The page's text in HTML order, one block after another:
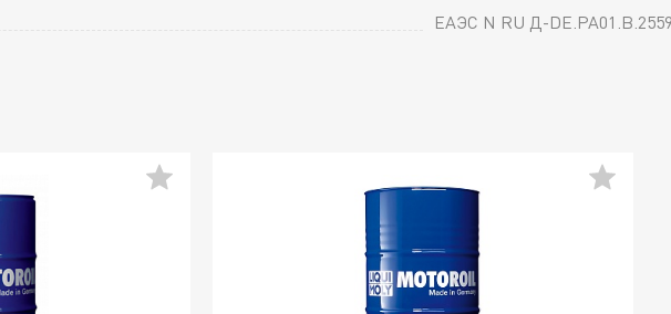
ЕАЭС N RU Д-